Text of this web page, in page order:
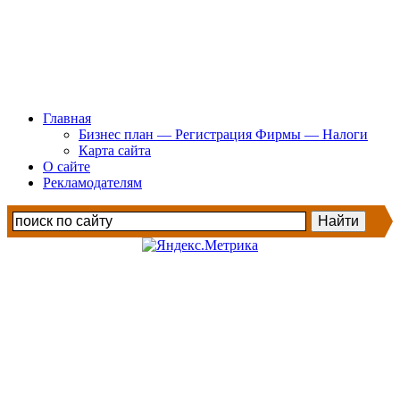
Главная
Бизнес план — Регистрация Фирмы — Налоги
Карта сайта
О сайте
Рекламодателям